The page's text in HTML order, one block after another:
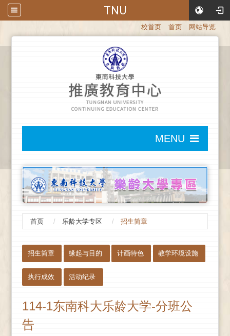
TNU
校首页 首页 网站导览
MENU
首页 乐龄大学专区 招生简章
招生简章 缘起与目的 计画特色 教学环境设施
执行成效 活动纪录
114-1东南科大乐龄大学-分班公
告